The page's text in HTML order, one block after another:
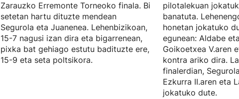
Zarauzko Erremonte Torneoko finala. Bi
setetan hartu dituzte mendean
Segurola eta Juanenea. Lehenbizikoan,
15-7 nagusi izan dira eta bigarrenean,
pixka bat gehiago estutu badituzte ere,
15-9 eta seta poltsikora.
pilotalekuan
banatuta.
honetan jokatuko
egunean: Aldabe
Goikoetxea V.aren
kontra ariko dira.
finalerdian,
Ezkurra II.aren eta
jokatuko dute.